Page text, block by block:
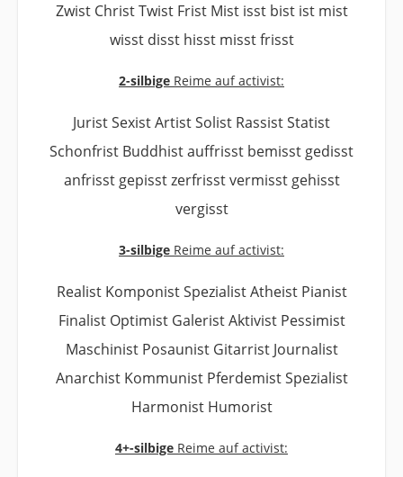
Zwist Christ Twist Frist Mist isst bist ist mist
wisst disst hisst misst frisst
2-silbige Reime auf activist:
Jurist Sexist Artist Solist Rassist Statist
Schonfrist Buddhist auffrisst bemisst gedisst
anfrisst gepisst zerfrisst vermisst gehisst
vergisst
3-silbige Reime auf activist:
Realist Komponist Spezialist Atheist Pianist
Finalist Optimist Galerist Aktivist Pessimist
Maschinist Posaunist Gitarrist Journalist
Anarchist Kommunist Pferdemist Spezialist
Harmonist Humorist
4+-silbige Reime auf activist: